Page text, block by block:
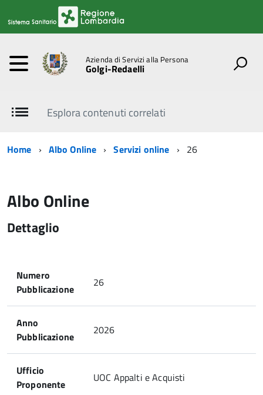
Azienda di Servizi alla Persona
Golgi-Redaelli
Esplora contenuti correlati
Home Albo Online Servizi online 26
Albo Online
Dettaglio
Numero
Pubblicazione
26
Anno
Pubblicazione
2026
Ufficio
Proponente
UOC Appalti e Acquisti